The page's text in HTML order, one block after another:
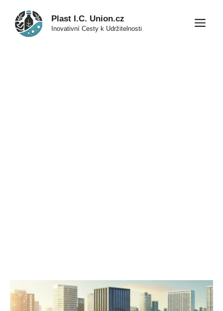
obsah
Plast I.C. Union.cz
Inovativní Cesty k Udržitelnosti